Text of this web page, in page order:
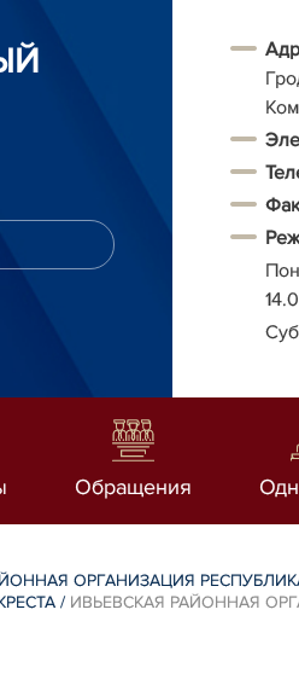
Обращения
ОРГАНИЗАЦИЯ
/ ИВЬЕВСКАЯ РАЙОННАЯ